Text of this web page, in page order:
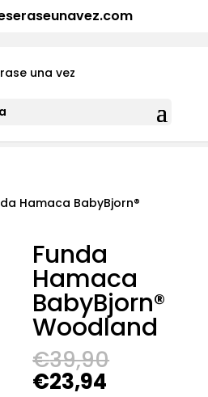
Si necesitan más información
Hamaca BabyBjorn®
Funda
Hamaca
BabyBjorn®
Woodland
€39,90
€23,94